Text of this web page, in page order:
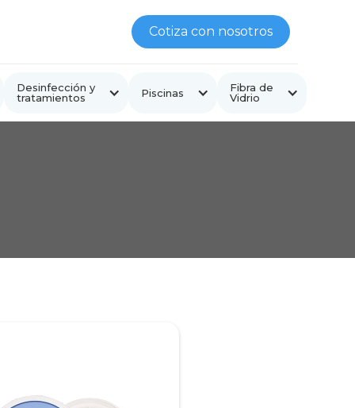
Cotiza con nosotros
Desinfección y
tratamientos
Piscinas
Fibra de
Vidrio